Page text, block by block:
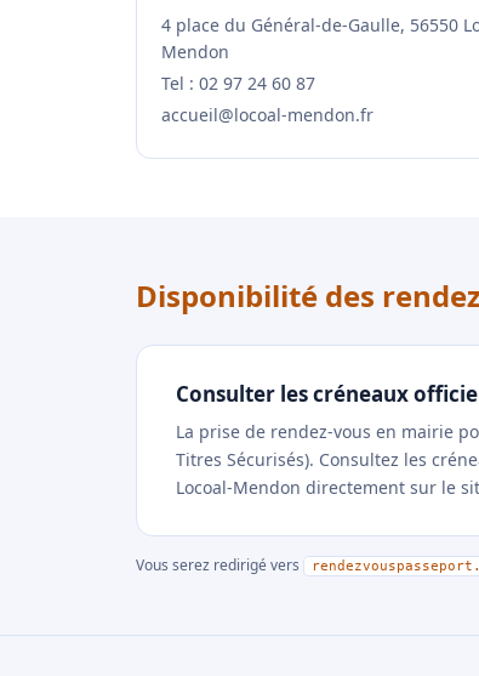
4 place du Général-de-Gaulle, 56550
Mendon
Tel : 02 97 24 60 87
accueil@locoal-mendon.fr
Disponibilité des
Consulter les créneaux
La prise de rendez-vous en mairie
Titres Sécurisés). Consultez les
Locoal-Mendon directement sur le
Vous serez redirigé vers